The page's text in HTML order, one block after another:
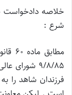
خلاصه دادخواست
شرع :
9/8/85